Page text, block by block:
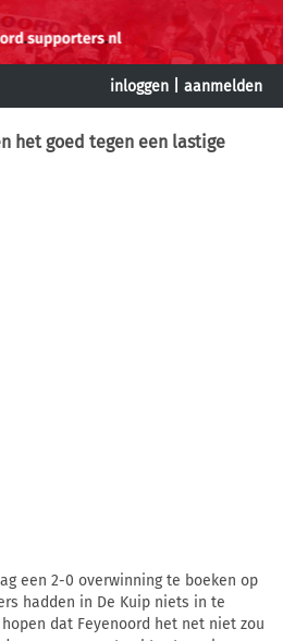
inloggen aanmelden
het goed tegen een lastige
een 2-0 overwinning te boeken op
hadden in De Kuip niets in te
dat Feyenoord het net niet zou